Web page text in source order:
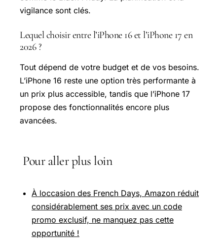
vigilance sont clés.
Lequel choisir entre l’iPhone 16 et l’iPhone 17 en
2026 ?
Tout dépend de votre budget et de vos besoins.
L’iPhone 16 reste une option très performante à
un prix plus accessible, tandis que l’iPhone 17
propose des fonctionnalités encore plus
avancées.
Pour aller plus loin
À loccasion des French Days, Amazon réduit
considérablement ses prix avec un code
promo exclusif, ne manquez pas cette
opportunité !